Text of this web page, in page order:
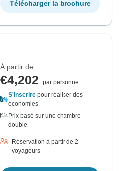
Télécharger la brochure
À partir de
€4,202
par personne
S'inscrire pour réaliser des
économies
Prix basé sur une chambre
double
Réservation à partir de 2
voyageurs